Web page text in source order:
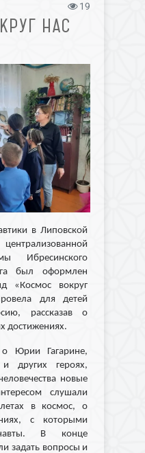
19
НАС
в Липовской
Ибресинского
был оформлен
«Космос вокруг
для детей
рассказав о
достижениях.
о Юрии Гагарине,
других героях,
новые
слушали
в космос, о
с которыми
В конце
задать вопросы и